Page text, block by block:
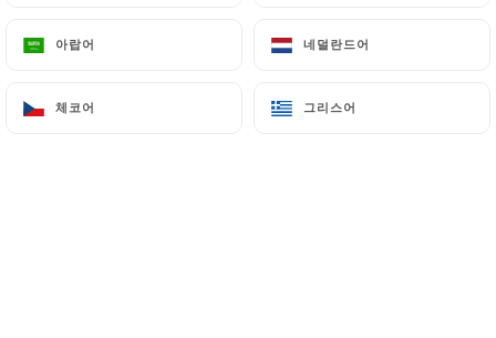
메뉴
아랍어 네덜란드어
체코어 그리스어
아랍어 네덜란드어
체코어 그리스어